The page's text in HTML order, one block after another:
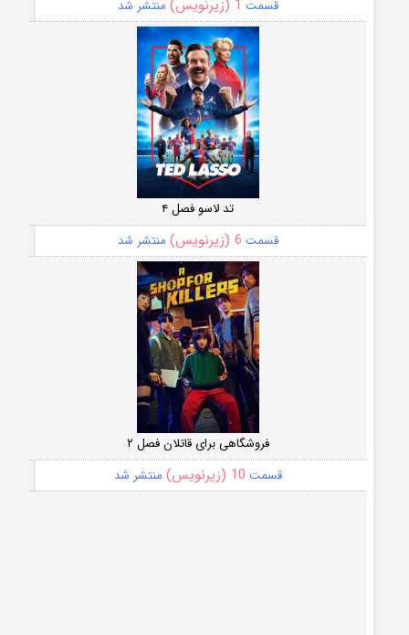
قسمت 1 (زیرنویس) منتشر شد
تد لاسو فصل ۴
قسمت 6 (زیرنویس) منتشر شد
فروشگاهی برای قاتلان فصل ۲
قسمت 10 (زیرنویس) منتشر شد